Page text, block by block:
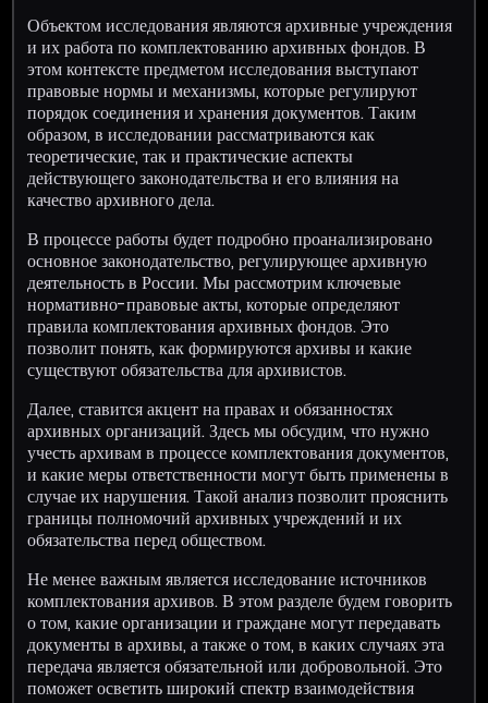
Объектом исследования являются архивные учреждения
и их работа по комплектованию архивных фондов. В
этом контексте предметом исследования выступают
правовые нормы и механизмы, которые регулируют
порядок соединения и хранения документов. Таким
образом, в исследовании рассматриваются как
теоретические, так и практические аспекты
действующего законодательства и его влияния на
качество архивного дела.
В процессе работы будет подробно проанализировано
основное законодательство, регулирующее архивную
деятельность в России. Мы рассмотрим ключевые
нормативно-правовые акты, которые определяют
правила комплектования архивных фондов. Это
позволит понять, как формируются архивы и какие
существуют обязательства для архивистов.
Далее, ставится акцент на правах и обязанностях
архивных организаций. Здесь мы обсудим, что нужно
учесть архивам в процессе комплектования документов,
и какие меры ответственности могут быть применены в
случае их нарушения. Такой анализ позволит прояснить
границы полномочий архивных учреждений и их
обязательства перед обществом.
Не менее важным является исследование источников
комплектования архивов. В этом разделе будем говорить
о том, какие организации и граждане могут передавать
документы в архивы, а также о том, в каких случаях эта
передача является обязательной или добровольной. Это
поможет осветить широкий спектр взаимодействия